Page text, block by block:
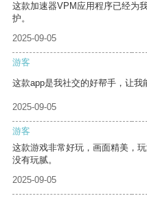
这款加速器VPM应用程序已经为
护。
2025-09-05
游客
这款app是我社交的好帮手，让我
2025-09-05
游客
这款游戏非常好玩，画面精美，
没有玩腻。
2025-09-05